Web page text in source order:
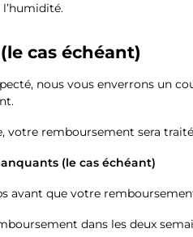
l’humidité.
(le cas échéant)
nous vous enverrons un
votre remboursement sera
(le cas échéant)
avant que votre
dans les deux